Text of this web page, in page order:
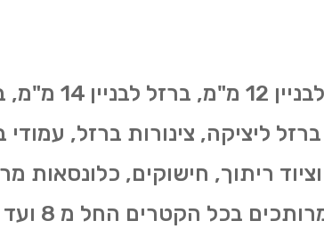
מוטות ברזל, ברזל בניין 8 מ"מ,
ברזל לבניין 20 מ"מ, רשתות ברזל ליציקה, צינורות
ריתוך, חישוקים, כלונסאות